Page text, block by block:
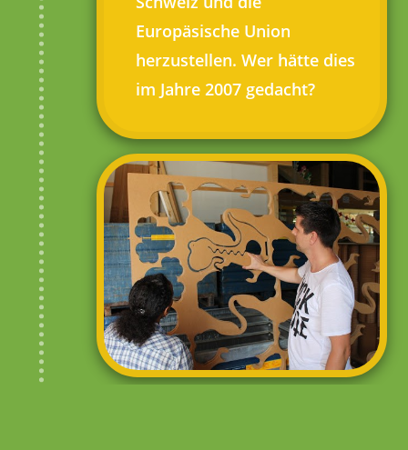
Europäsische Union
herzustellen. Wer hätte dies
im Jahre 2007 gedacht?